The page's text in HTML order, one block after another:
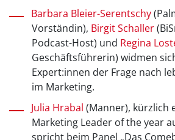
Barbara Bleier-Serentschy
Vorständin), Birgit Schaller
Podcast-Host) und Regina
Geschäftsführerin) widmen
Expert:innen der Frage nach
im Marketing.
Julia Hrabal (Manner), kürzlich
Marketing Leader of the year
spricht beim Panel „Das